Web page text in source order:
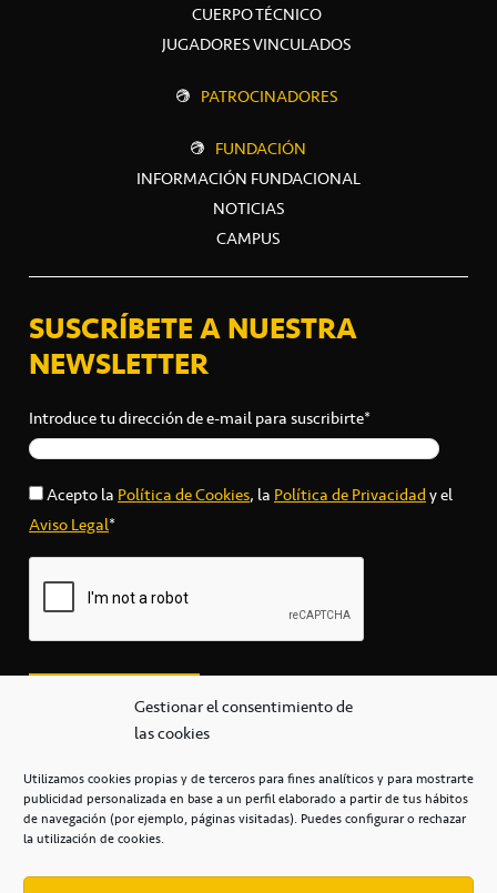
Gestionar el consentimiento de
las cookies
Utilizamos cookies propias y de terceros para fines analíticos y para mostrarte
publicidad personalizada en base a un perfil elaborado a partir de tus hábitos
de navegación (por ejemplo, páginas visitadas). Puedes configurar o rechazar
la utilización de cookies.
CUERPO TÉCNICO
JUGADORES VINCULADOS
PATROCINADORES
FUNDACIÓN
INFORMACIÓN FUNDACIONAL
NOTICIAS
CAMPUS
SUSCRÍBETE A NUESTRA
NEWSLETTER
Introduce tu dirección de e-mail para suscribirte*
Acepto laPolítica de Cookies, laPolítica de Privacidady el
Aviso Legal*
secretaria@cbcanarias.es
+34 922 253 684